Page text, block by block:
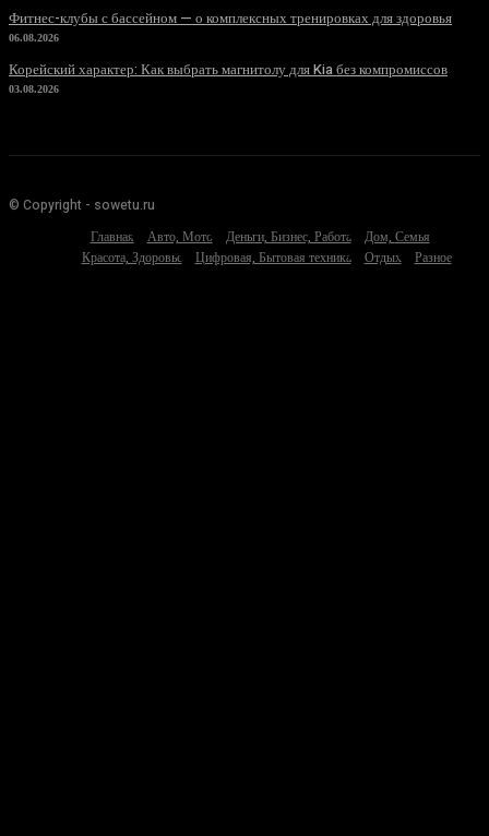
Фитнес-клубы с бассейном — о комплексных тренировках для здоровья
06.08.2026
Корейский характер: Как выбрать магнитолу для Kia без компромиссов
03.08.2026
© Copyright - sowetu.ru
Главная
Авто, Мото Деньги, Бизнес, Работа
Дом, Семья
Красота, Здоровье
Цифровая, Бытовая техника Отдых Разное